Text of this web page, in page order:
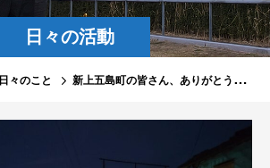
日々の活動
日々のこと 新上五島町の皆さん、ありがとうございます。